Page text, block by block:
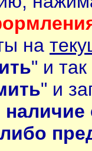
на
" и
" и
либо